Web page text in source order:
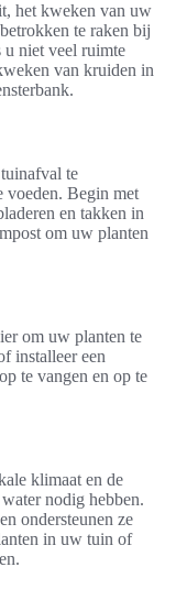
het kweken van uw
te raken bij
u niet veel ruimte
van kruiden in
te
voeden. Begin met
en takken in
om uw planten
om uw planten te
installeer een
te vangen en op te
klimaat en de
nodig hebben.
ondersteunen ze
in uw tuin of